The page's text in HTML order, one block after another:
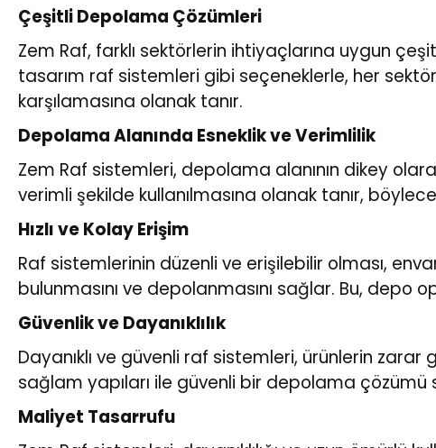
Çeşitli Depolama Çözümleri
Zem Raf, farklı sektörlerin ihtiyaçlarına uygun
tasarım raf sistemleri gibi seçeneklerle, her
karşılamasına olanak tanır.
Depolama Alanında Esneklik ve Verimlilik
Zem Raf sistemleri, depolama alanının dikey
verimli şekilde kullanılmasına olanak tanır,
Hızlı ve Kolay Erişim
Raf sistemlerinin düzenli ve erişilebilir olması,
bulunmasını ve depolanmasını sağlar. Bu, depo
Güvenlik ve Dayanıklılık
Dayanıklı ve güvenli raf sistemleri, ürünlerin
sağlam yapıları ile güvenli bir depolama çözümü
Maliyet Tasarrufu